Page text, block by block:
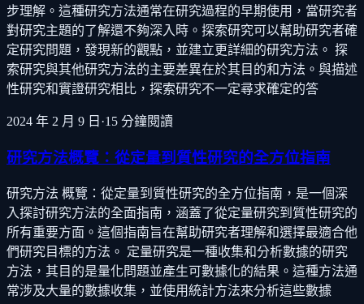
步理解。這種研究方法通常在研究過程的早期使用，當研究者
對研究主題的了解還不夠深入時。探索研究可以幫助研究者確
定研究問題，發現新的觀點，並建立更詳細的研究方法。 探
索研究與其他研究方法的主要差異在於其目的和方法。與描述
性研究和實證研究相比，探索研究不一定尋求確定的答
2024 年 2 月 9 日 ·15 分鐘閱讀
研究方法概覽：從定量到質性研究的全方位指南
研究方法 概覽：從定量到質性研究的全方位指南，是一個深
入探討研究方法的全面指南，涵蓋了從定量研究到質性研究的
所有重要方面。這個指南旨在幫助研究者理解和選擇最適合他
們研究目標的方法。 定量研究是一種收集和分析數據的研究
方法，其目的是量化問題並產生可數據化的結果。這種方法通
常涉及大量的數據收集，並使用統計方法來分析這些數據